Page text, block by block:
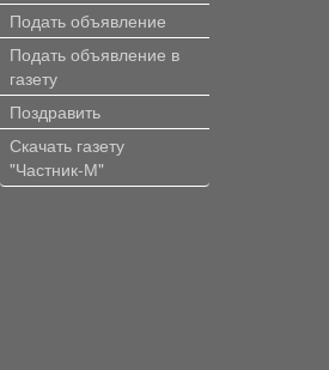
Подать объявление
Подать объявление в
газету
Поздравить
Скачать газету
"Частник-М"